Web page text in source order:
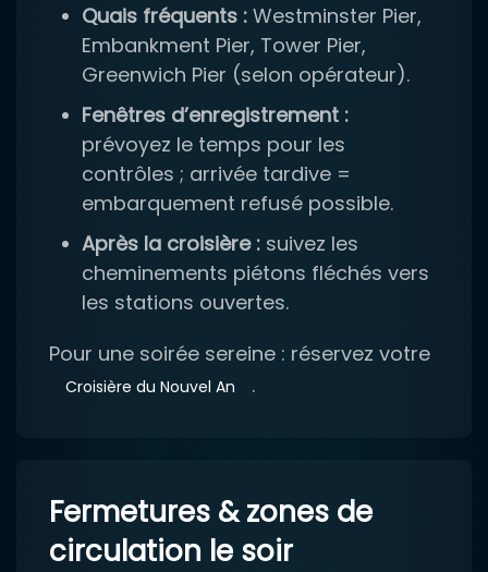
Quais fréquents : Westminster Pier,
Embankment Pier, Tower Pier,
Greenwich Pier (selon opérateur).
Fenêtres d’enregistrement :
prévoyez le temps pour les
contrôles ; arrivée tardive =
embarquement refusé possible.
Après la croisière : suivez les
cheminements piétons fléchés vers
les stations ouvertes.
Pour une soirée sereine : réservez votre
Croisière du Nouvel An .
Fermetures & zones de
circulation le soir